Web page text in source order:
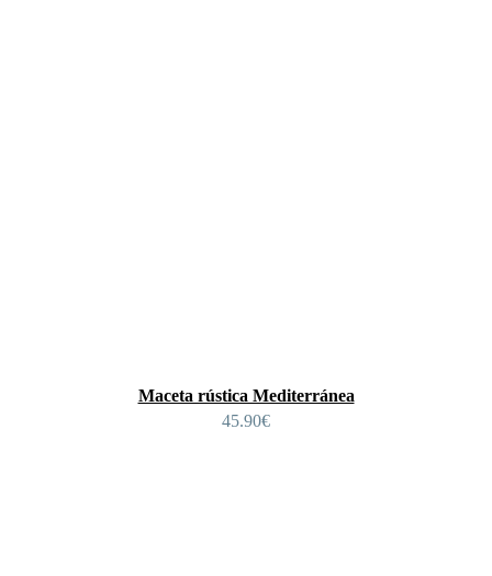
Maceta rústica Mediterránea
45.90€